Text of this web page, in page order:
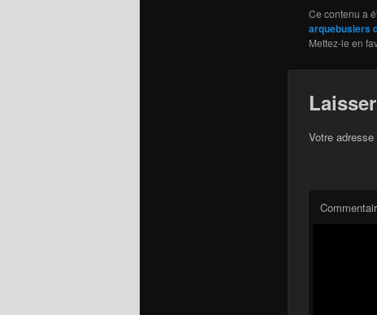
Ce contenu a
arquebusiers
Mettez-le en
Votre